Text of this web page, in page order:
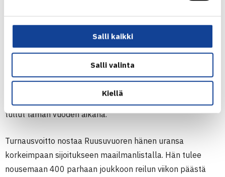
Salli kaikki
Salli valinta
Kiellä
tullut tämän vuoden aikana.
Turnausvoitto nostaa Ruusuvuoren hänen uransa
korkeimpaan sijoitukseen maailmanlistalla. Hän tulee
nousemaan 400 parhaan joukkoon reilun viikon päästä